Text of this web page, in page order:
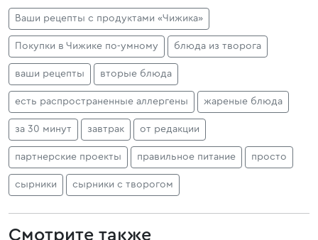
Ваши рецепты с продуктами «Чижика»
Покупки в Чижике по‑умному блюда из творога
ваши рецепты вторые блюда
есть распространенные аллергены жареные блюда
за 30 минут завтрак от редакции
партнерские проекты правильное питание просто
сырники сырники с творогом
Смотрите также